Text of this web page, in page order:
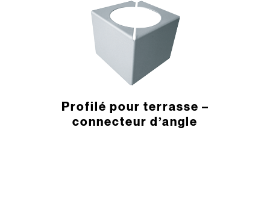
­Profilé pour terrasse –
connecteur d’angle